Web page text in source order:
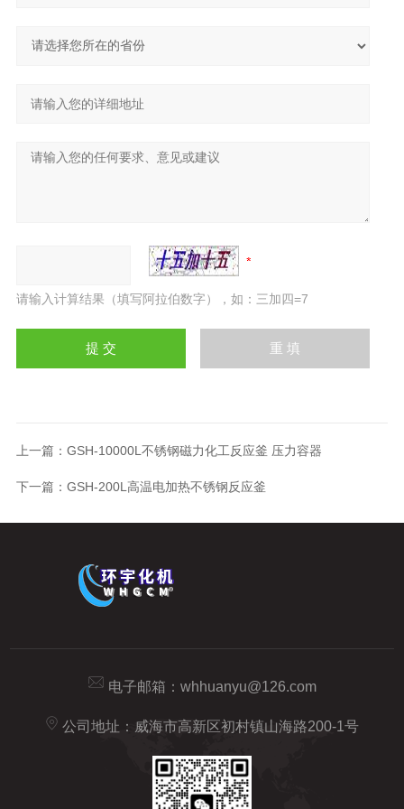
请输入计算结果（填写阿拉伯数字），如：三加四=7
上一篇： GSH-10000L不锈钢磁力化工反应釜 压力容器
下一篇： GSH-200L高温电加热不锈钢反应釜
电子邮箱： whhuanyu@126.com
公司地址：威海市高新区初村镇山海路200-1号